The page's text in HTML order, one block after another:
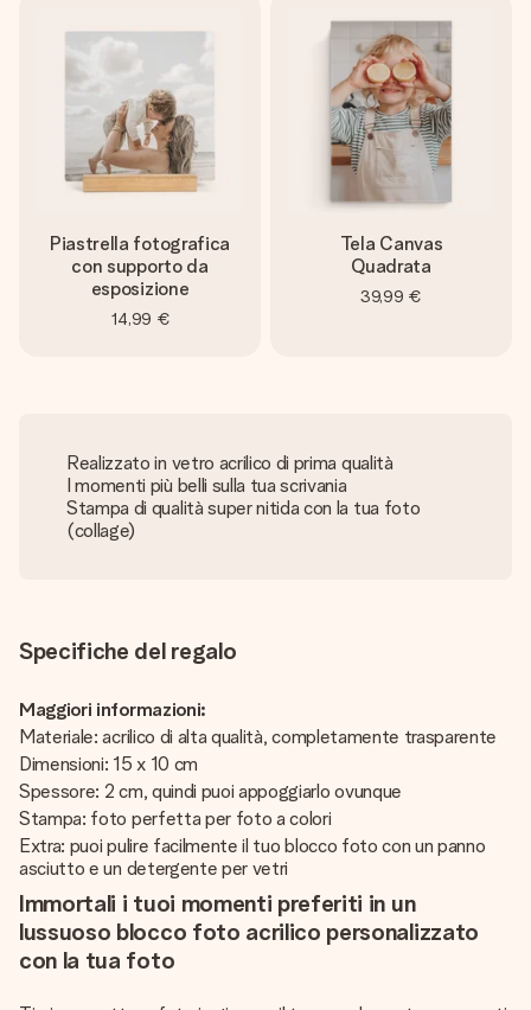
Piastrella fotografica
con supporto da
esposizione
14,99 €
Tela Canvas
Quadrata
39,99 €
Realizzato in vetro acrilico di prima qualità
I momenti più belli sulla tua scrivania
Stampa di qualità super nitida con la tua foto
(collage)
Specifiche del regalo
Maggiori informazioni:
Materiale: acrilico di alta qualità, completamente trasparente
Dimensioni: 15 x 10 cm
Spessore: 2 cm, quindi puoi appoggiarlo ovunque
Stampa: foto perfetta per foto a colori
Extra: puoi pulire facilmente il tuo blocco foto con un panno
asciutto e un detergente per vetri
Immortali i tuoi momenti preferiti in un
lussuoso blocco foto acrilico personalizzato
con la tua foto